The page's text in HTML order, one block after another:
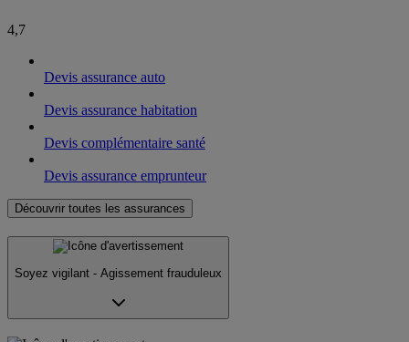
4,7
Devis assurance auto
Devis assurance habitation
Devis complémentaire santé
Devis assurance emprunteur
Découvrir toutes les assurances
Soyez vigilant - Agissement frauduleux